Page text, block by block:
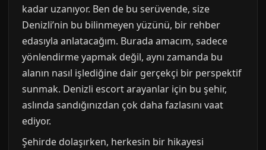
kadar uzanıyor. Ben de bu serüvende, size
Denizli’nin bu bilinmeyen yüzünü, bir rehber
edasıyla anlatacağım. Burada amacım, sadece
yönlendirme yapmak değil, aynı zamanda bu
alanın nasıl işlediğine dair gerçekçi bir perspektif
sunmak. Denizli escort arayanlar için bu şehir,
aslında sandığınızdan çok daha fazlasını vaat
ediyor.
Şehirde dolaşırken, herkesin bir hikayesi